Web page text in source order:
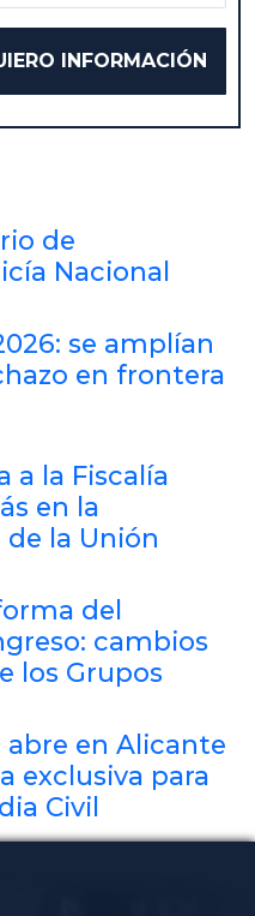
de
Nacional
se amplían
en frontera
a la Fiscalía
en la
la Unión
del
cambios
los Grupos
abre en Alicante
exclusiva para
Civil